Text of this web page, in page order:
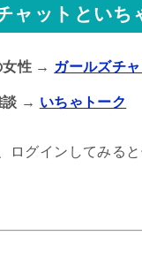
ャットといち
女性 → ガールズチャ
談 → いちゃトーク
ログインしてみると